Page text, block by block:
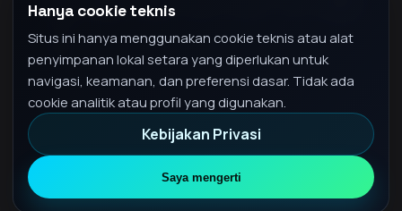
Kebijakan Privasi• IDBahasa Indonesia
Hanya cookie teknis
Situs ini hanya menggunakan cookie teknis atau alat
penyimpanan lokal setara yang diperlukan untuk
navigasi, keamanan, dan preferensi dasar. Tidak ada
cookie analitik atau profil yang digunakan.
Kebijakan Privasi
Saya mengerti